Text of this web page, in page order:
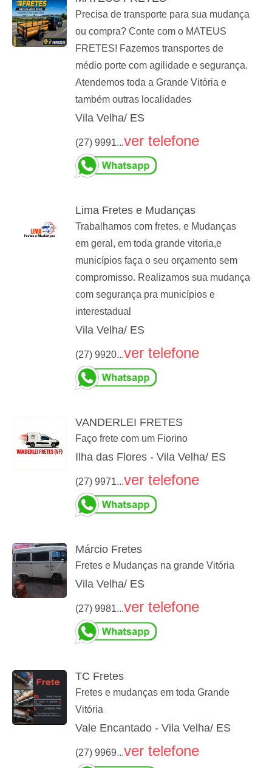
Precisa de transporte para sua mudança
ou compra? Conte com o MATEUS
FRETES! Fazemos transportes de
médio porte com agilidade e segurança.
Atendemos toda a Grande Vitória e
também outras localidades
Vila Velha/ ES
(27) 9991...ver telefone
Lima Fretes e Mudanças
Trabalhamos com fretes, e Mudanças
em geral, em toda grande vitoria,e
municípios faça o seu orçamento sem
compromisso. Realizamos sua mudança
com segurança pra municípios e
interestadual
Vila Velha/ ES
(27) 9920...ver telefone
VANDERLEI FRETES
Faço frete com um Fiorino
Ilha das Flores - Vila Velha/ ES
(27) 9971...ver telefone
Márcio Fretes
Fretes e Mudanças na grande Vitória
Vila Velha/ ES
(27) 9981...ver telefone
TC Fretes
Fretes e mudanças em toda Grande
Vitória
Vale Encantado - Vila Velha/ ES
(27) 9969...ver telefone